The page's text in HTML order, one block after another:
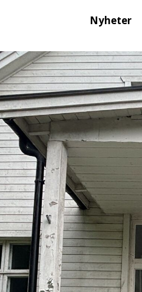
Nyheter